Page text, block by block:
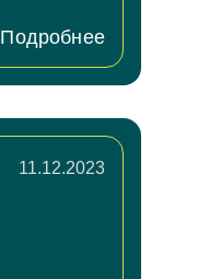
Подробнее
11.12.2023